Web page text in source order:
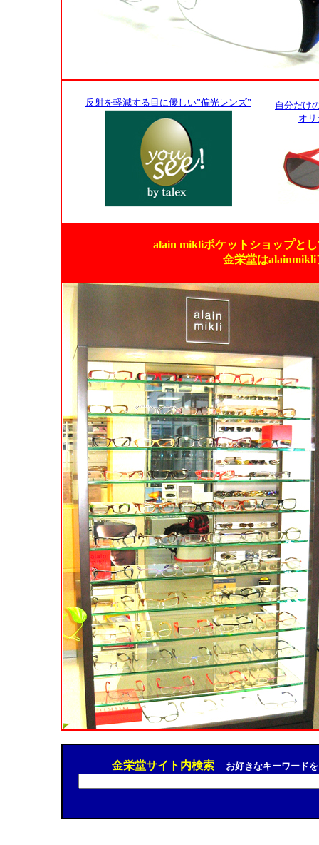
反射を軽減する目に優しい”偏光レンズ”
自分だけ
オ
alain mikliポケットショップと
金栄堂は
金栄堂サイト内検索 お好きなキーワード